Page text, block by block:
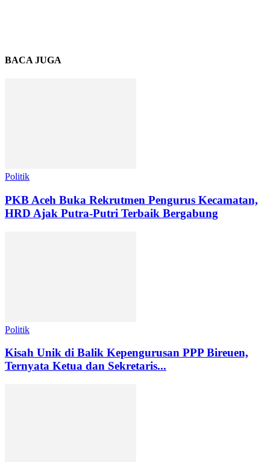
BACA JUGA
Politik
PKB Aceh Buka Rekrutmen Pengurus Kecamatan,
HRD Ajak Putra-Putri Terbaik Bergabung
Politik
Kisah Unik di Balik Kepengurusan PPP Bireuen,
Ternyata Ketua dan Sekretaris...